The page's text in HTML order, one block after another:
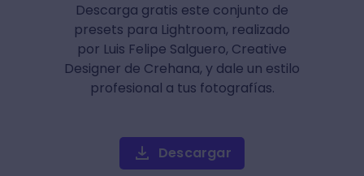
Descarga gratis este conjunto de
presets para Lightroom, realizado
por Luis Felipe Salguero, Creative
Designer de Crehana, y dale un estilo
profesional a tus fotografías.
Descargar